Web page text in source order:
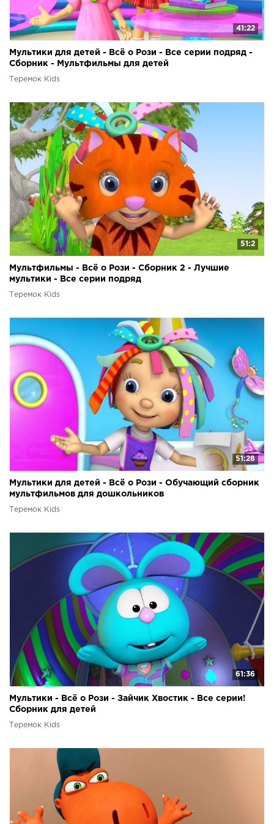
41:22
Мультики для детей - Всё о Рози - Все серии подряд -
Сборник - Мультфильмы для детей
Теремок Kids
51:2
Мультфильмы - Всё о Рози - Сборник 2 - Лучшие
мультики - Все серии подряд
Теремок Kids
51:28
Мультики для детей - Всё о Рози - Обучающий сборник
мультфильмов для дошкольников
Теремок Kids
61:36
Мультики - Всё о Рози - Зайчик Хвостик - Все серии!
Сборник для детей
Теремок Kids